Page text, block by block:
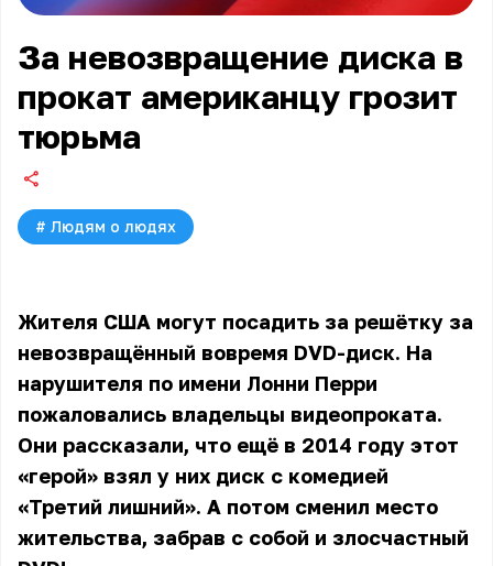
За невозвращение диска в
прокат американцу грозит
тюрьма
# Людям о людях
Жителя США могут посадить за решётку за
невозвращённый вовремя DVD-диск. На
нарушителя по имени Лонни Перри
пожаловались владельцы видеопроката.
Они рассказали, что ещё в 2014 году этот
«герой» взял у них диск с комедией
«Третий лишний». А потом сменил место
жительства, забрав с собой и злосчастный